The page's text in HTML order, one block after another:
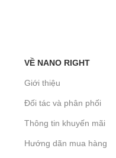
VỀ NANO RIGHT
Giới thiệu
Đối tác và phân phối
Thông tin khuyến mãi
Hướng dãn mua hàng